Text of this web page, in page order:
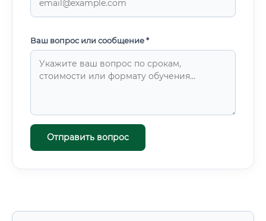
Ваш вопрос или сообщение *
Отправить вопрос